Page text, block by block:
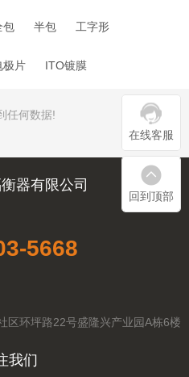
在线客服
回到顶部
包 半包
工字形
极片 ITO镀膜
任何数据!
器有限公司
5668
区环坪路22号盛隆兴产业园A栋6楼
我们